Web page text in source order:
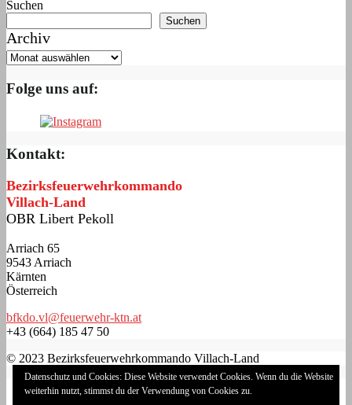
Suchen
Suchen
Archiv
Folge uns auf:
Kontakt:
Bezirksfeuerwehrkommando
Villach-Land
OBR Libert Pekoll
Arriach 65
9543 Arriach
Kärnten
Österreich
bfkdo.vl@feuerwehr-ktn.at
+43 (664) 185 47 50
© 2023 Bezirksfeuerwehrkommando Villach-Land
Impressum
Datenschutzerklärung
Datenschutz und Cookies: Diese Website verwendet Cookies. Wenn du die Website
weiterhin nutzt, stimmst du der Verwendung von Cookies zu.